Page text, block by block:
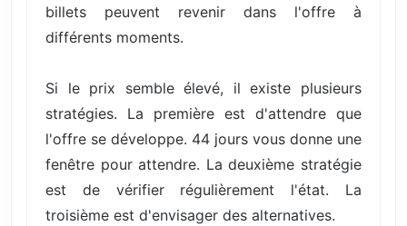
billets peuvent revenir dans l'offre à
différents moments.
Si le prix semble élevé, il existe plusieurs
stratégies. La première est d'attendre que
l'offre se développe. 44 jours vous donne une
fenêtre pour attendre. La deuxième stratégie
est de vérifier régulièrement l'état. La
troisième est d'envisager des alternatives.